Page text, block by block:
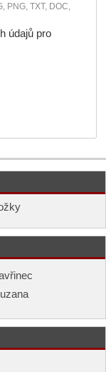
PNG, TXT, DOC,
údajů pro